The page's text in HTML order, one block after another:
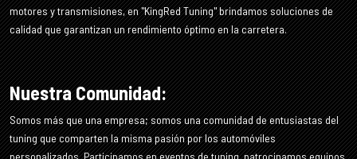
motores y transmisiones, en "KingRed Tuning" brindamos soluciones de
calidad que garantizan un rendimiento óptimo en la carretera.
Nuestra Comunidad:
Somos más que una empresa; somos una comunidad de entusiastas del
tuning que comparten la misma pasión por los automóviles
personalizados. Participamos en eventos de tuning, patrocinamos equipos